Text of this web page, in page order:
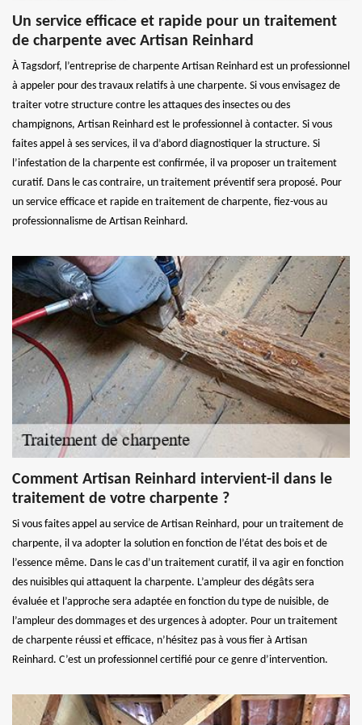
Un service efficace et rapide pour un traitement
de charpente avec Artisan Reinhard
À Tagsdorf, l’entreprise de charpente Artisan Reinhard est un professionnel
à appeler pour des travaux relatifs à une charpente. Si vous envisagez de
traiter votre structure contre les attaques des insectes ou des
champignons, Artisan Reinhard est le professionnel à contacter. Si vous
faites appel à ses services, il va d’abord diagnostiquer la structure. Si
l’infestation de la charpente est confirmée, il va proposer un traitement
curatif. Dans le cas contraire, un traitement préventif sera proposé. Pour
un service efficace et rapide en traitement de charpente, fiez-vous au
professionnalisme de Artisan Reinhard.
Comment Artisan Reinhard intervient-il dans le
traitement de votre charpente ?
Si vous faites appel au service de Artisan Reinhard, pour un traitement de
charpente, il va adopter la solution en fonction de l’état des bois et de
l’essence même. Dans le cas d’un traitement curatif, il va agir en fonction
des nuisibles qui attaquent la charpente. L’ampleur des dégâts sera
évaluée et l’approche sera adaptée en fonction du type de nuisible, de
l’ampleur des dommages et des urgences à adopter. Pour un traitement
de charpente réussi et efficace, n’hésitez pas à vous fier à Artisan
Reinhard. C’est un professionnel certifié pour ce genre d’intervention.